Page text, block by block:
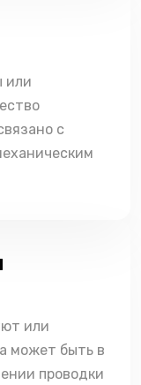
или
с
или
может быть в
проводки